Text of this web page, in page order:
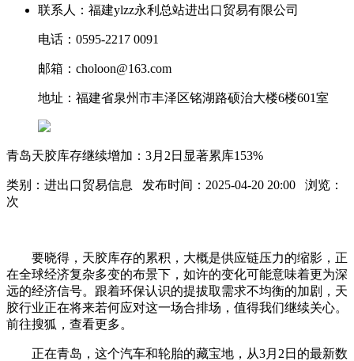
联系人：福建ylzz永利总站进出口贸易有限公司
电话：0595-2217 0091
邮箱：choloon@163.com
地址：福建省泉州市丰泽区铭湖路硕治大楼6楼601室
青岛天胶库存继续增加：3月2日显著累库153%
类别：进出口贸易信息 发布时间：2025-04-20 20:00 浏览：
次
要晓得，天胶库存的累积，大概是供应链压力的缩影，正
在全球经济复杂多变的布景下，如许的变化可能意味着更为深
远的经济信号。跟着环保认识的提拔取需求不均衡的加剧，天
胶行业正在将来若何应对这一场合排场，值得我们继续关心。
前往搜狐，查看更多。
正在青岛，这个汽车和轮胎的藏宝地，从3月2日的最新数